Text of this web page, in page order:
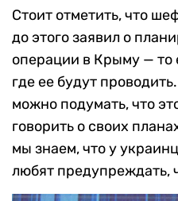
Стоит отметить, что
до этого заявил о
операции в Крыму — то
где ее будут
можно подумать, что
говорить о своих
мы знаем, что у
любят предупреждать,